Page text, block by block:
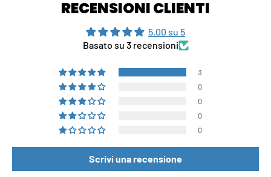
RECENSIONI CLIENTI
5.00 su 5
Basato su 3 recensioni
3
0
0
0
0
Scrivi una recensione